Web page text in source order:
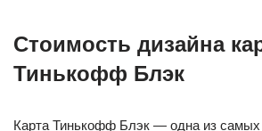
Стоимость дизайна
Тинькофф Блэк
Карта Тинькофф Блэк — одна из самых